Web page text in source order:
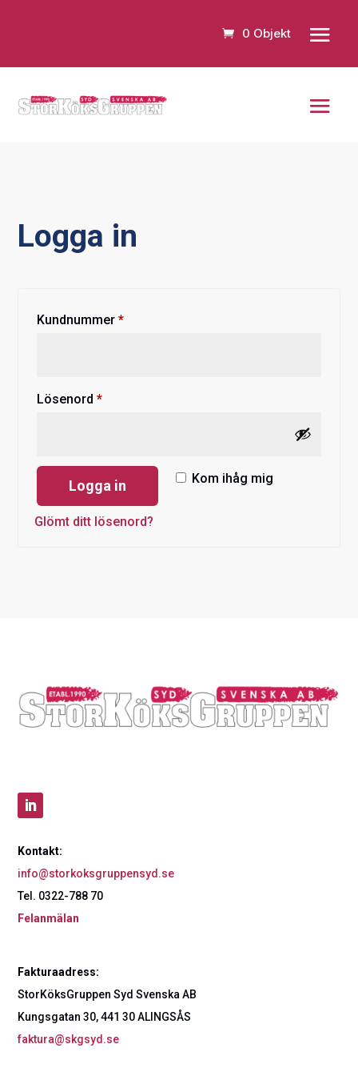
0 Objekt
Logga in
Kundnummer*Obligatoriskt
Lösenord*Obligatoriskt
Kom ihåg mig
Logga in
Glömt ditt lösenord?
Kontakt:
info@storkoksgruppensyd.se
Tel. 0322-788 70
Felanmälan
Fakturaadress:
StorKöksGruppen Syd Svenska AB
Kungsgatan 30, 441 30 ALINGSÅS
faktura@skgsyd.se